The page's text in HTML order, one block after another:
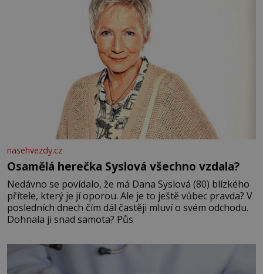
nasehvezdy.cz
Osamělá herečka Syslová všechno vzdala?
Nedávno se povídalo, že má Dana Syslová (80) blízkého
přítele, který je jí oporou. Ale je to ještě vůbec pravda? V
posledních dnech čím dál častěji mluví o svém odchodu.
Dohnala ji snad samota? Půs